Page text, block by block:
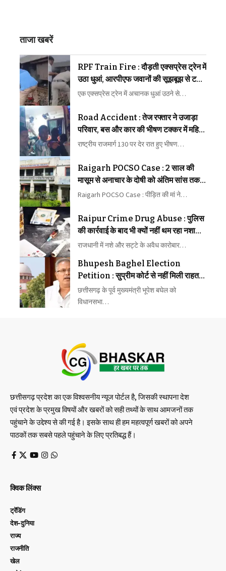
ताजा खबरें
RPF Train Fire : दौड़ती एक्सप्रेस ट्रेन में
उठा धुआं, आरपीएफ जवानों की सूझबूझ से टला
बड़ा रेल हादसा
एक एक्सप्रेस ट्रेन में अचानक धुआं उठने से…
Road Accident : तेज रफ्तार ने उजाड़ा
परिवार, बस और कार की भीषण टक्कर में महिला
की मौत, कई घायल
राष्ट्रीय राजमार्ग 130 पर देर रात हुए भीषण…
Raigarh POCSO Case : 2 साल की
मासूम से अनाचार के दोषी को अंतिम सांस तक
कारावास
Raigarh POCSO Case : पीड़ित की मां ने…
Raipur Crime Drug Abuse : पुलिस
की कार्रवाई के बाद भी क्यों नहीं थम रहा नशा
और सट्टे का कारोबार, लोगों ने उठाए बड़े
राजधानी में नशे और सट्टे के अवैध कारोबार…
Bhupesh Baghel Election
Petition : सुप्रीम कोर्ट से नहीं मिली राहत,
अब चुनाव याचिका पर आगे होगी सुनवाई
छत्तीसगढ़ के पूर्व मुख्यमंत्री भूपेश बघेल को
विधानसभा…
छत्तीसगढ़ प्रदेश का एक विश्वसनीय न्यूज पोर्टल है, जिसकी स्थापना देश
एवं प्रदेश के प्रमुख विषयों और खबरों को सही तथ्यों के साथ आमजनों तक
पहुंचाने के उद्देश्य से की गई है। इसके साथ ही हम महत्वपूर्ण खबरों को अपने
पाठकों तक सबसे पहले पहुंचाने के लिए प्रतिबद्ध हैं।
क्विक लिंक्स
ट्रेंडिंग
देश-दुनिया
राज्य
राजनीति
खेल